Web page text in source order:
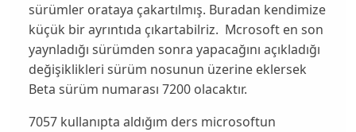
sürümler orataya çakartılmış. Buradan kendimize
küçük bir ayrıntıda çıkartabilriz. Mcrosoft en son
yaynladığı sürümden sonra yapacağını açıkladığı
değişiklikleri sürüm nosunun üzerine eklersek
Beta sürüm numarası 7200 olacaktır.
7057 kullanıpta aldığım ders microsoftun